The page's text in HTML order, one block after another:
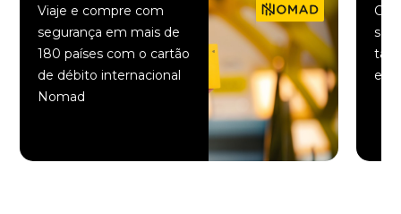
Viaje e compre com
segurança em mais de
180 países com o cartão
de débito internacional
Nomad